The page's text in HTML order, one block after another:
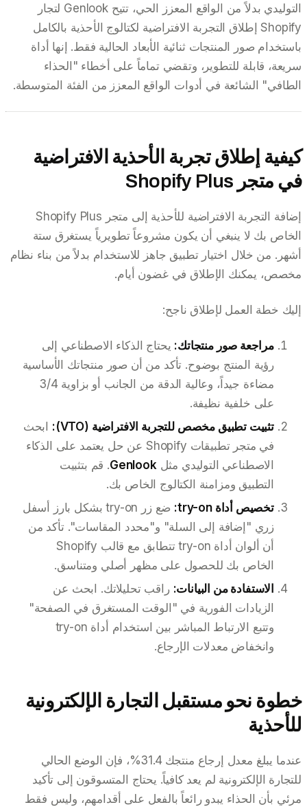
التوليدي بدلاً من الواقع المعزز الحي، تتيح Genlook لتجار
Shopify إطلاق التجربة الافتراضية لكتالوج الأحذية بالكامل
باستخدام صور المنتجات ثنائية الأبعاد الحالية فقط. إنها أداة
سريعة، قابلة للتطوير، وتقضي تماماً على أخطاء "الحذاء
الطافي" الشائعة في أدوات الواقع المعزز من الفئة المتوسطة.
كيفية إطلاق تجربة الأحذية الافتراضية
في متجر Shopify Plus
إضافة التجربة الافتراضية للأحذية إلى متجر Shopify Plus
الخاص بك لا ينبغي أن يكون مشروعاً تطويرياً يستغرق ستة
أشهر. من خلال اختيار تطبيق جاهز للاستخدام بدلاً من بناء نظام
مخصص، يمكنك الإطلاق في غضون أيام.
إليك خطة العمل لإطلاق ناجح:
مراجعة صور منتجاتك: يحتاج الذكاء الاصطناعي إلى
رؤية المنتج بوضوح. تأكد من أن صور منتجاتك الأساسية
مضاءة جيداً، وعالية الدقة من الجانب أو بزاوية 3/4
على خلفية نظيفة.
تثبيت تطبيق مخصص للتجربة الافتراضية (VTO):
ابحث
في متجر تطبيقات Shopify عن حل يعتمد على الذكاء
الاصطناعي التوليدي مثل Genlook. قم بتثبيت
التطبيق ومزامنة الكتالوج الخاص بك.
تخصيص أداة try-on:
ضع زر try-on بشكل بارز أسفل
زري "إضافة إلى السلة" و"محدد المقاسات". تأكد من
أن ألوان أداة try-on تتطابق مع قالب Shopify
الخاص بك للحصول على مظهر أصلي ومتناسق.
الاستفادة من البيانات: راقب تحليلاتك. ابحث عن
الزيادات الفورية في "الوقت المستغرق في الصفحة"
وتتبع الارتباط المباشر بين استخدام أداة try-on
وانخفاض معدلات الإرجاع.
خطوة نحو مستقبل التجارة الإلكترونية
للأحذية
عندما يبلغ معدل إرجاع منتجك 31.4%، فإن الوضع الحالي
للتجارة الإلكترونية لم يعد كافياً. يحتاج المتسوقون إلى تأكيد
مرئي بأن الحذاء يبدو رائعاً بالفعل على أقدامهم، وليس فقط